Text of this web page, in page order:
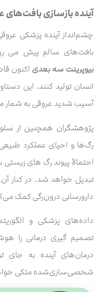
آینده بازسازی
چشم‌انداز آینده پزشکی
بافت‌های سالم پیش می‌
بیوپرینت سه‌ بعدی اکنون
انسان تولید کنند. این
آسیب شدید عروقی به شمار
پژوهشگران همچنین از
رگ‌ها و احیای عملکرد طبیعی
احتمالاً پیوند رگ‌ های
تبدیل خواهد شد. در کنار
دارورسانی درون‌رگی کمک
داده‌های پزشکی و
تصمیم‌ گیری درمانی را
درمان‌های آینده به جای
شخصی‌سازی‌شده متکی